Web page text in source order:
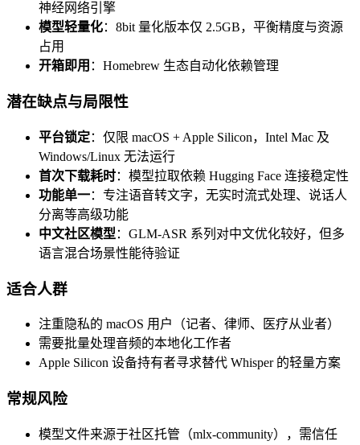
神经网络引擎
模型轻量化：8bit 量化版本仅 2.5GB，平衡精度与资源
占用
开箱即用 ：Homebrew 生态自动化依赖管理
潜在缺点与局限性
平台锁定：仅限 macOS + Apple Silicon，Intel Mac 及
Windows/Linux 无法运行
首次下载耗时：模型拉取依赖 Hugging Face 连接稳定性
功能单一：专注语音转文字，无实时流式处理、说话人
分离等高级功能
中文社区模型 ：GLM-ASR 系列对中文优化较好，但多
语言混合场景性能待验证
适合人群
注重隐私的 macOS 用户（记者、律师、医疗从业者）
需要批量处理音频的本地化工作者
Apple Silicon 设备持有者寻求替代 Whisper 的轻量方案
常规风险
模型文件来源于社区托管（mlx-community），需信任